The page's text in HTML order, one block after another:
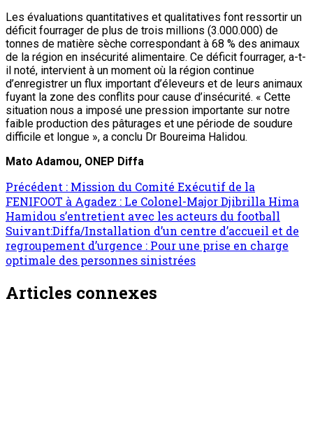
Les évaluations quantitatives et qualitatives font ressortir un
déficit fourrager de plus de trois millions (3.000.000) de
tonnes de matière sèche correspondant à 68 % des animaux
de la région en insécurité alimentaire. Ce déficit fourrager, a-t-
il noté, intervient à un moment où la région continue
d’enregistrer un flux important d’éleveurs et de leurs animaux
fuyant la zone des conflits pour cause d’insécurité. « Cette
situation nous a imposé une pression importante sur notre
faible production des pâturages et une période de soudure
difficile et longue », a conclu Dr Boureima Halidou.
Mato Adamou, ONEP Diffa
Précédent : Mission du Comité Exécutif de la
FENIFOOT à Agadez : Le Colonel-Major Djibrilla Hima
Hamidou s’entretient avec les acteurs du football
Suivant:Diffa/Installation d’un centre d’accueil et de
regroupement d’urgence : Pour une prise en charge
optimale des personnes sinistrées
Articles connexes